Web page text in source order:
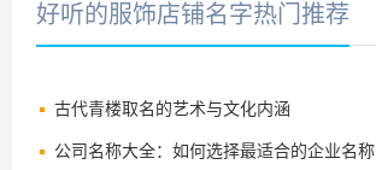
好听的服饰店铺名字热门推荐
古代青楼取名的艺术与文化内涵
公司名称大全：如何选择最适合的企业名称